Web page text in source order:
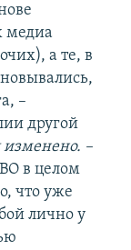
медиа
а те, в
–
другой
–
в целом
что уже
лично у